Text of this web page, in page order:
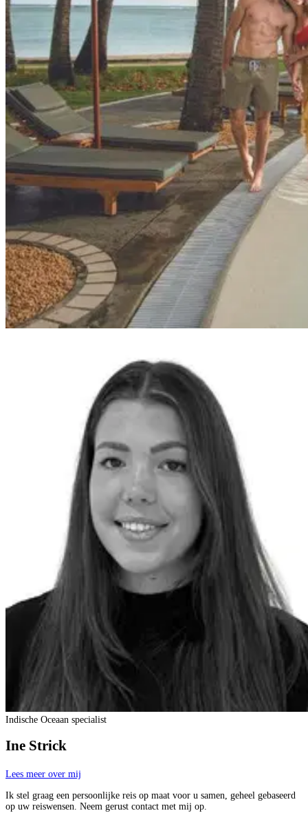
Indische Oceaan specialist
Ine Strick
Lees meer over mij
Ik stel graag een persoonlijke reis op maat voor u samen, geheel gebaseerd
op uw reiswensen. Neem gerust contact met mij op.